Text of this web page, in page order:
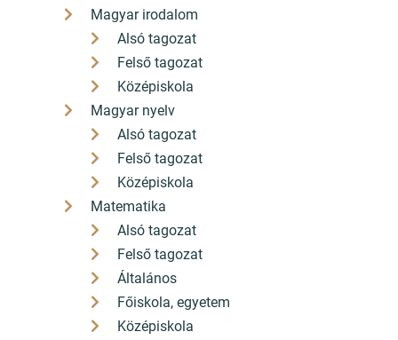
Magyar irodalom
Alsó tagozat
Felső tagozat
Középiskola
Magyar nyelv
Alsó tagozat
Felső tagozat
Középiskola
Matematika
Alsó tagozat
Felső tagozat
Általános
Főiskola, egyetem
Középiskola